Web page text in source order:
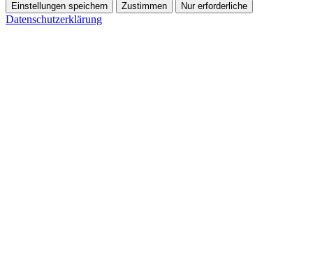
Einstellungen speichern Zustimmen Nur erforderliche
Datenschutzerklärung